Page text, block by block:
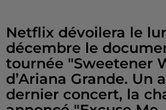
Netflix dévoilera le
décembre le
tournée "Sweetener
d’Ariana Grande. Un
dernier concert, la